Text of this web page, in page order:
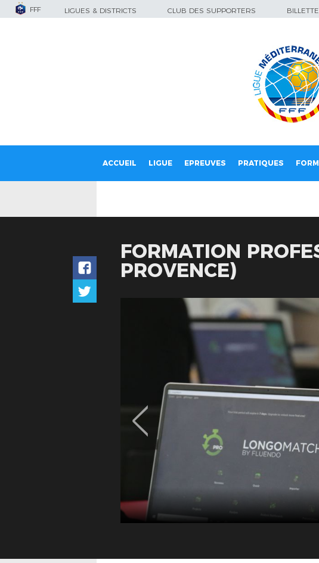
FFF LIGUES & DISTRICTS CLUB DES SUPPORTERS
ACCUEIL LIGUE EPREUVES PRATIQUES
FORMATION
PROVENCE)